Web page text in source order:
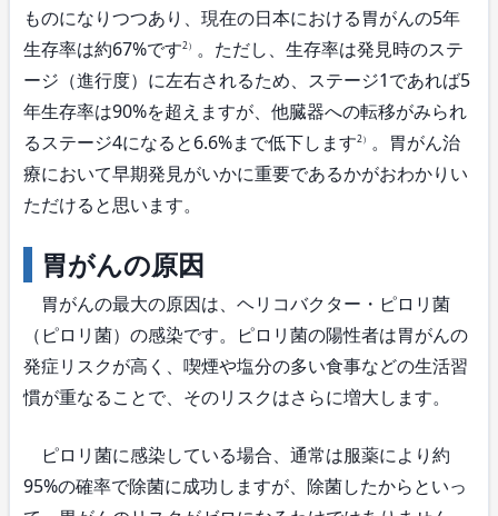
ものになりつつあり、現在の日本における胃がんの5年
生存率は約67%です2） 。ただし、生存率は発見時のステ
ージ（進行度）に左右されるため、ステージ1であれば5
年生存率は90%を超えますが、他臓器への転移がみられ
るステージ4になると6.6%まで低下します2） 。胃がん治
療において早期発見がいかに重要であるかがおわかりい
ただけると思います。
胃がんの原因
胃がんの最大の原因は、ヘリコバクター・ピロリ菌
（ピロリ菌）の感染です。ピロリ菌の陽性者は胃がんの
発症リスクが高く、喫煙や塩分の多い食事などの生活習
慣が重なることで、そのリスクはさらに増大します。
ピロリ菌に感染している場合、通常は服薬により約
95%の確率で除菌に成功しますが、除菌したからといっ